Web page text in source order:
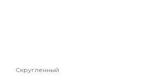
Скругленный